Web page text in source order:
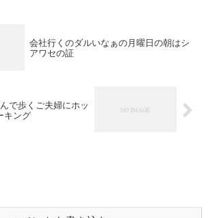
会社行くのダルいなぁの月曜日の朝はシ
アワセの証
で歩くご夫婦にホッ
キング